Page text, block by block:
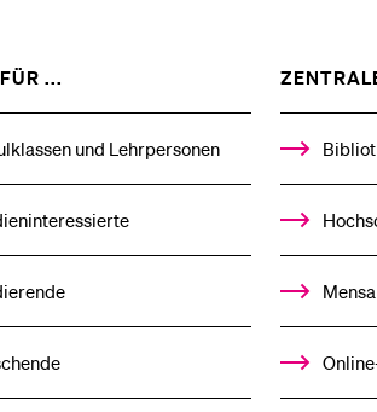
...
%1$S
UNTERMENÜ
und Lehrpersonen
Mensa